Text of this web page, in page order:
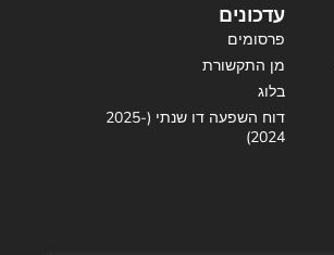
עדכונים
פרסומים
מן התקשורת
בלוג
דוח השפעה דו שנתי (2025-
2024)